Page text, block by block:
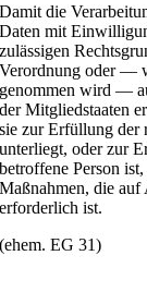
Damit die
Daten mit
zulässigen
Verordnung oder —
genommen wird —
der Mitgliedstaaten
sie zur Erfüllung der
unterliegt, oder zur
betroffene Person
Maßnahmen, die auf
erforderlich ist.
(ehem. EG 31)